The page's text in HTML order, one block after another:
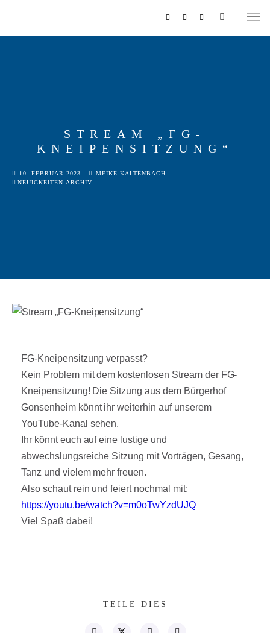
MUSIKZUG
REITERCORPS
STREAM „FG-
KNEIPENSITZUNG“
10. FEBRUAR 2023
MEIKE KALTENBACH
NEUIGKEITEN-ARCHIV
FG-Kneipensitzung verpasst?
Kein Problem mit dem kostenlosen Stream der FG-
Kneipensitzung! Die Sitzung aus dem Bürgerhof
Gonsenheim könnt ihr weiterhin auf unserem
YouTube-Kanal sehen.
Ihr könnt euch auf eine lustige und
abwechslungsreiche Sitzung mit Vorträgen, Gesang,
Tanz und vielem mehr freuen.
Also schaut rein und feiert nochmal mit:
https://youtu.be/watch?v=m0oTwYzdUJQ
Viel Spaß dabei!
TEILE DIES